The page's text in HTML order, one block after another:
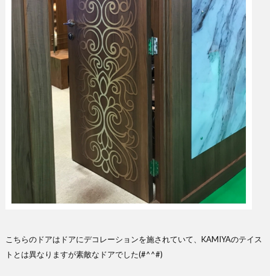
こちらのドアはドアにデコレーションを施されていて、KAMIYAのテイス
トとは異なりますが素敵なドアでした(#^^#)